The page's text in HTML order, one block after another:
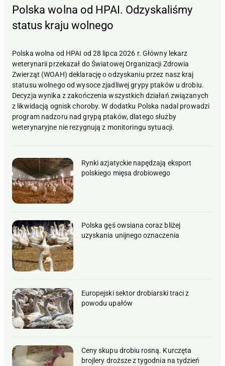
Polska wolna od HPAI. Odzyskaliśmy
status kraju wolnego
Polska wolna od HPAI od 28 lipca 2026 r. Główny lekarz
weterynarii przekazał do Światowej Organizacji Zdrowia
Zwierząt (WOAH) deklarację o odzyskaniu przez nasz kraj
statusu wolnego od wysoce zjadliwej grypy ptaków u drobiu.
Decyzja wynika z zakończenia wszystkich działań związanych
z likwidacją ognisk choroby. W dodatku Polska nadal prowadzi
program nadzoru nad grypą ptaków, dlatego służby
weterynaryjne nie rezygnują z monitoringu sytuacji.
Rynki azjatyckie napędzają eksport
polskiego mięsa drobiowego
Polska gęś owsiana coraz bliżej
uzyskania unijnego oznaczenia
Europejski sektor drobiarski traci z
powodu upałów
Ceny skupu drobiu rosną. Kurczęta
brojlery droższe z tygodnia na tydzień